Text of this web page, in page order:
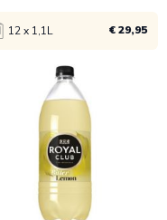
12 x 1,1L € 29,95
Bekijk product
€ 29,95